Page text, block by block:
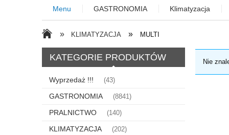
Menu GASTRONOMIA Klimatyzacja
» KLIMATYZACJA » MULTI
KATEGORIE PRODUKTÓW
Wyprzedaż !!! (43)
GASTRONOMIA (8841)
PRALNICTWO (140)
KLIMATYZACJA (202)
Nie